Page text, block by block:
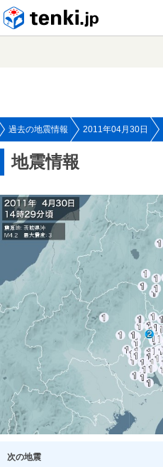
過去の地震情報 2011年04月30日
地震情報
次の地震